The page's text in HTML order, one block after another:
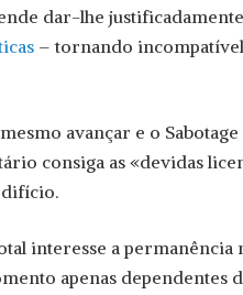
dar-lhe
– tornando
avançar e o
consiga as «devidas
interesse a
apenas dependentes